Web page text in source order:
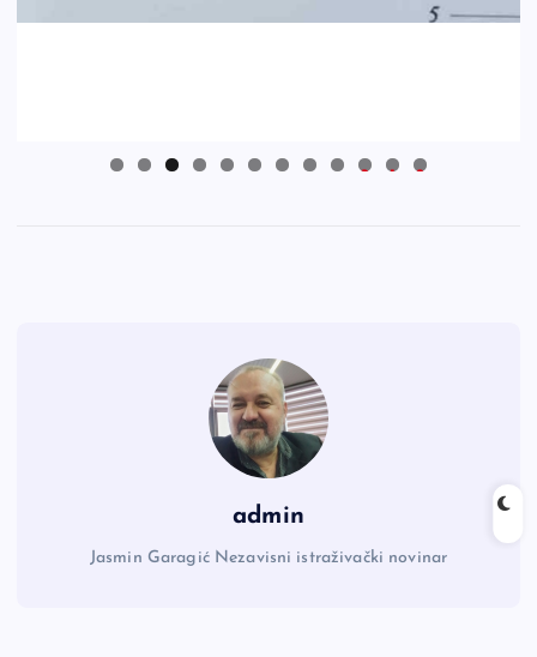
0 1 2
admin
Jasmin Garagić Nezavisni istraživački novinar